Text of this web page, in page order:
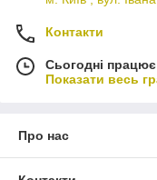
Контакти
Сьогодні
Показати весь
Про нас